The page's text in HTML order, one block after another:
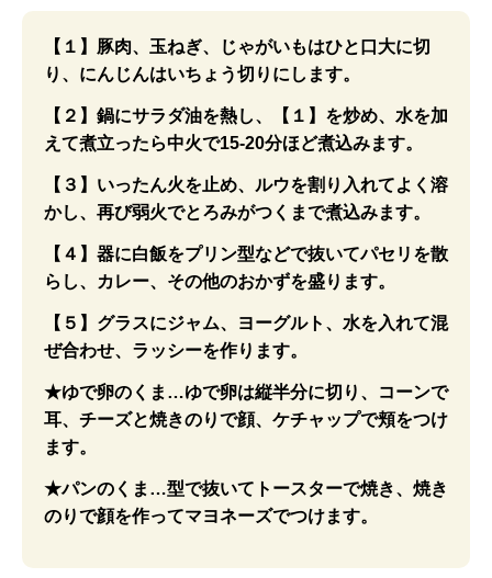
【１】豚肉、玉ねぎ、じゃがいもはひと口大に切
り、にんじんはいちょう切りにします。
【２】鍋にサラダ油を熱し、【１】を炒め、水を加
えて煮立ったら中火で15-20分ほど煮込みます。
【３】いったん火を止め、ルウを割り入れてよく溶
かし、再び弱火でとろみがつくまで煮込みます。
【４】器に白飯をプリン型などで抜いてパセリを散
らし、カレー、その他のおかずを盛ります。
【５】グラスにジャム、ヨーグルト、水を入れて混
ぜ合わせ、ラッシーを作ります。
★ゆで卵のくま…ゆで卵は縦半分に切り、コーンで
耳、チーズと焼きのりで顔、ケチャップで頬をつけ
ます。
★パンのくま…型で抜いてトースターで焼き、焼き
のりで顔を作ってマヨネーズでつけます。